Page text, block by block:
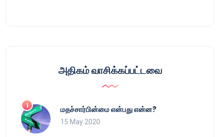
அதிகம் வாசிக்கப்பட்டவை
மதச்சார்பின்மை என்பது என்ன?
15 May 2020